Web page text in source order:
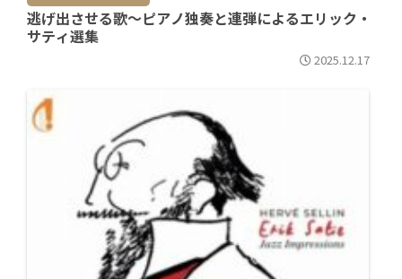
逃げ出させる歌～ピアノ独奏と連弾によるエリック・
サティ選集
2025.12.17